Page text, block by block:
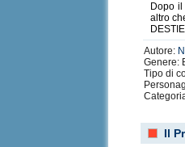
Dopo
altro
Autore:
Genere:
Tipo di
Il